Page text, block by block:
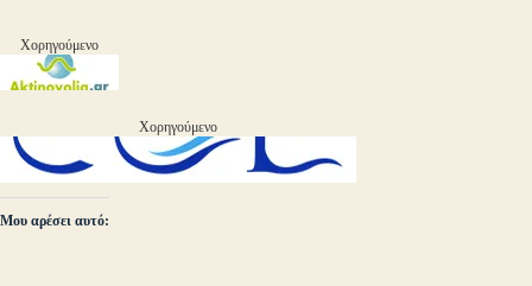
Χορηγούμενο
Χορηγούμενο
Μου αρέσει αυτό: